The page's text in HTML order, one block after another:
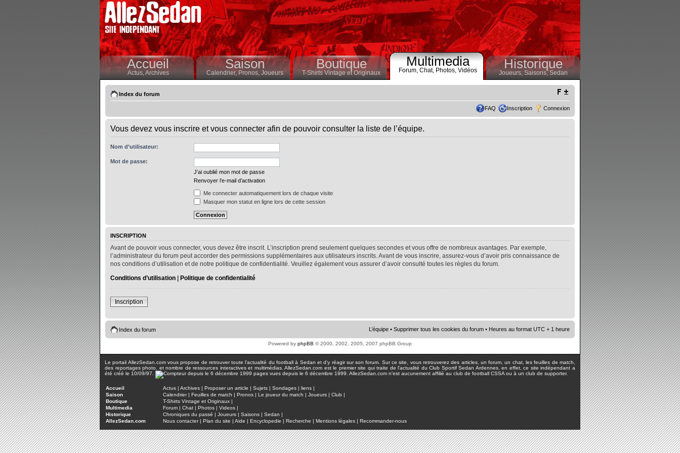
Accueil
Actus,Archives
Saison
Calendrier,Pronos, Joueurs
Boutique
T-Shirts Vintage et Originaux
Multimedia
Forum, Chat, Photos, Vidéos Historique
Joueurs, Saisons,Sedan
Index du forum
FAQ Inscription Connexion
Vous devez vous inscrire et vous connecter afin de pouvoir consulter la liste de l’équipe.
Nom d’utilisateur:
Mot de passe:
J’ai oublié mon mot de passe
Renvoyer l’e-mail d’activation
Me connecter automatiquement lors de chaque visite
Masquer mon statut en ligne lors de cette session
INSCRIPTION
Avant de pouvoir vous connecter, vous devez être inscrit. L’inscription prend seulement quelques secondes et vous offre de nombreux avantages. Par exemple,
l’administrateur du forum peut accorder des permissions supplémentaires aux utilisateurs inscrits. Avant de vous inscrire, assurez-vous d’avoir pris connaissance de
nos conditions d’utilisation et de notre politique de confidentialité. Veuillez également vous assurer d’avoir consulté toutes les règles du forum.
Conditions d’utilisation | Politique de confidentialité
Inscription
Index du forum L’équipe • Supprimer tous les cookies du forum • Heures au format UTC + 1 heure
Powered by phpBB © 2000, 2002, 2005, 2007 phpBB Group
Le portail AllezSedan.com vous propose de retrouver toute l'actualité du football à Sedan et d'y réagir sur son forum. Sur ce site, vous retrouverez des articles, un forum, un chat, les feuilles de match,
des reportages photo, et nombre de ressources interactives et multimédias. AllezSedan.com est le premier site qui traite de l'actualité du Club Sportif Sedan Ardennes, en effet, ce site indépendant a
été créé le 10/09/97.
pages vues depuis le 6 décembre 1999. AllezSedan.com n'est aucunement affilié au club de football CSSA ou à un club de supporter.
Accueil Actus | Archives | Proposer un article | Sujets | Sondages | liens |
Saison
Calendrier| Feuilles de match | Pronos | Le joueur du match | Joueurs | Club |
Boutique
T-Shirts Vintage et Originaux |
Multimedia
Forum | Chat | Photos | Videos |
Historique
Chroniques du passé | Joueurs | Saisons | Sedan |
AllezSedan.com
Nous contacter| Plan du site | Aide | Encyclopedie | Recherche | Mentions légales | Recommander-nous